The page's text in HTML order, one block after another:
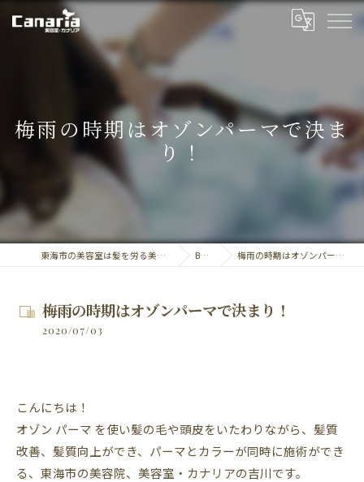
梅雨の時期はオゾンパーマで決ま
り！
東海市の美容室は髪を労る美容室・カナリア BLOG 梅雨の時期はオゾンパーマで決まり！
梅雨の時期はオゾンパーマで決まり！
2020/07/03
こんにちは！
オゾン パーマ を使い髪の毛や頭皮をいたわりながら、髪質
改善、髪質向上ができ、パーマとカラーが同時に施術ができ
る、東海市の美容院、美容室・カナリアの吉川です。